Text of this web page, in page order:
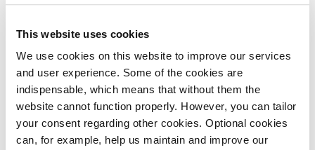
This website uses cookies
We use cookies on this website to improve our services
and user experience. Some of the cookies are
indispensable, which means that without them the
website cannot function properly. However, you can tailor
your consent regarding other cookies. Optional cookies
can, for example, help us maintain and improve our
myös VR:n konduktööri.
juna on saavuttanut suuren suosion. Haluamme
kääntää myös Moskovan-matkustuksen uuteen
nousuun. Uudistuva kalusto parantaa Tolstoin
matkustusmukavuutta entisestään, toteaa
VR:n divisioonajohtajaAntti Tiitola.